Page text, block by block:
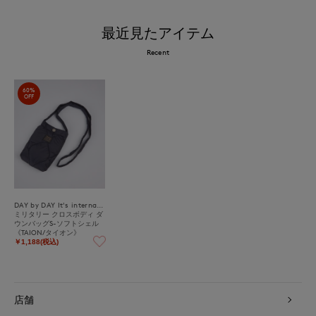
最近見たアイテム
Recent
60%
OFF
ミリタリー クロスボディ ダ
ウンバッグS-ソフトシェル
《TAION/タイオン》
￥1,188(税込)
店舗